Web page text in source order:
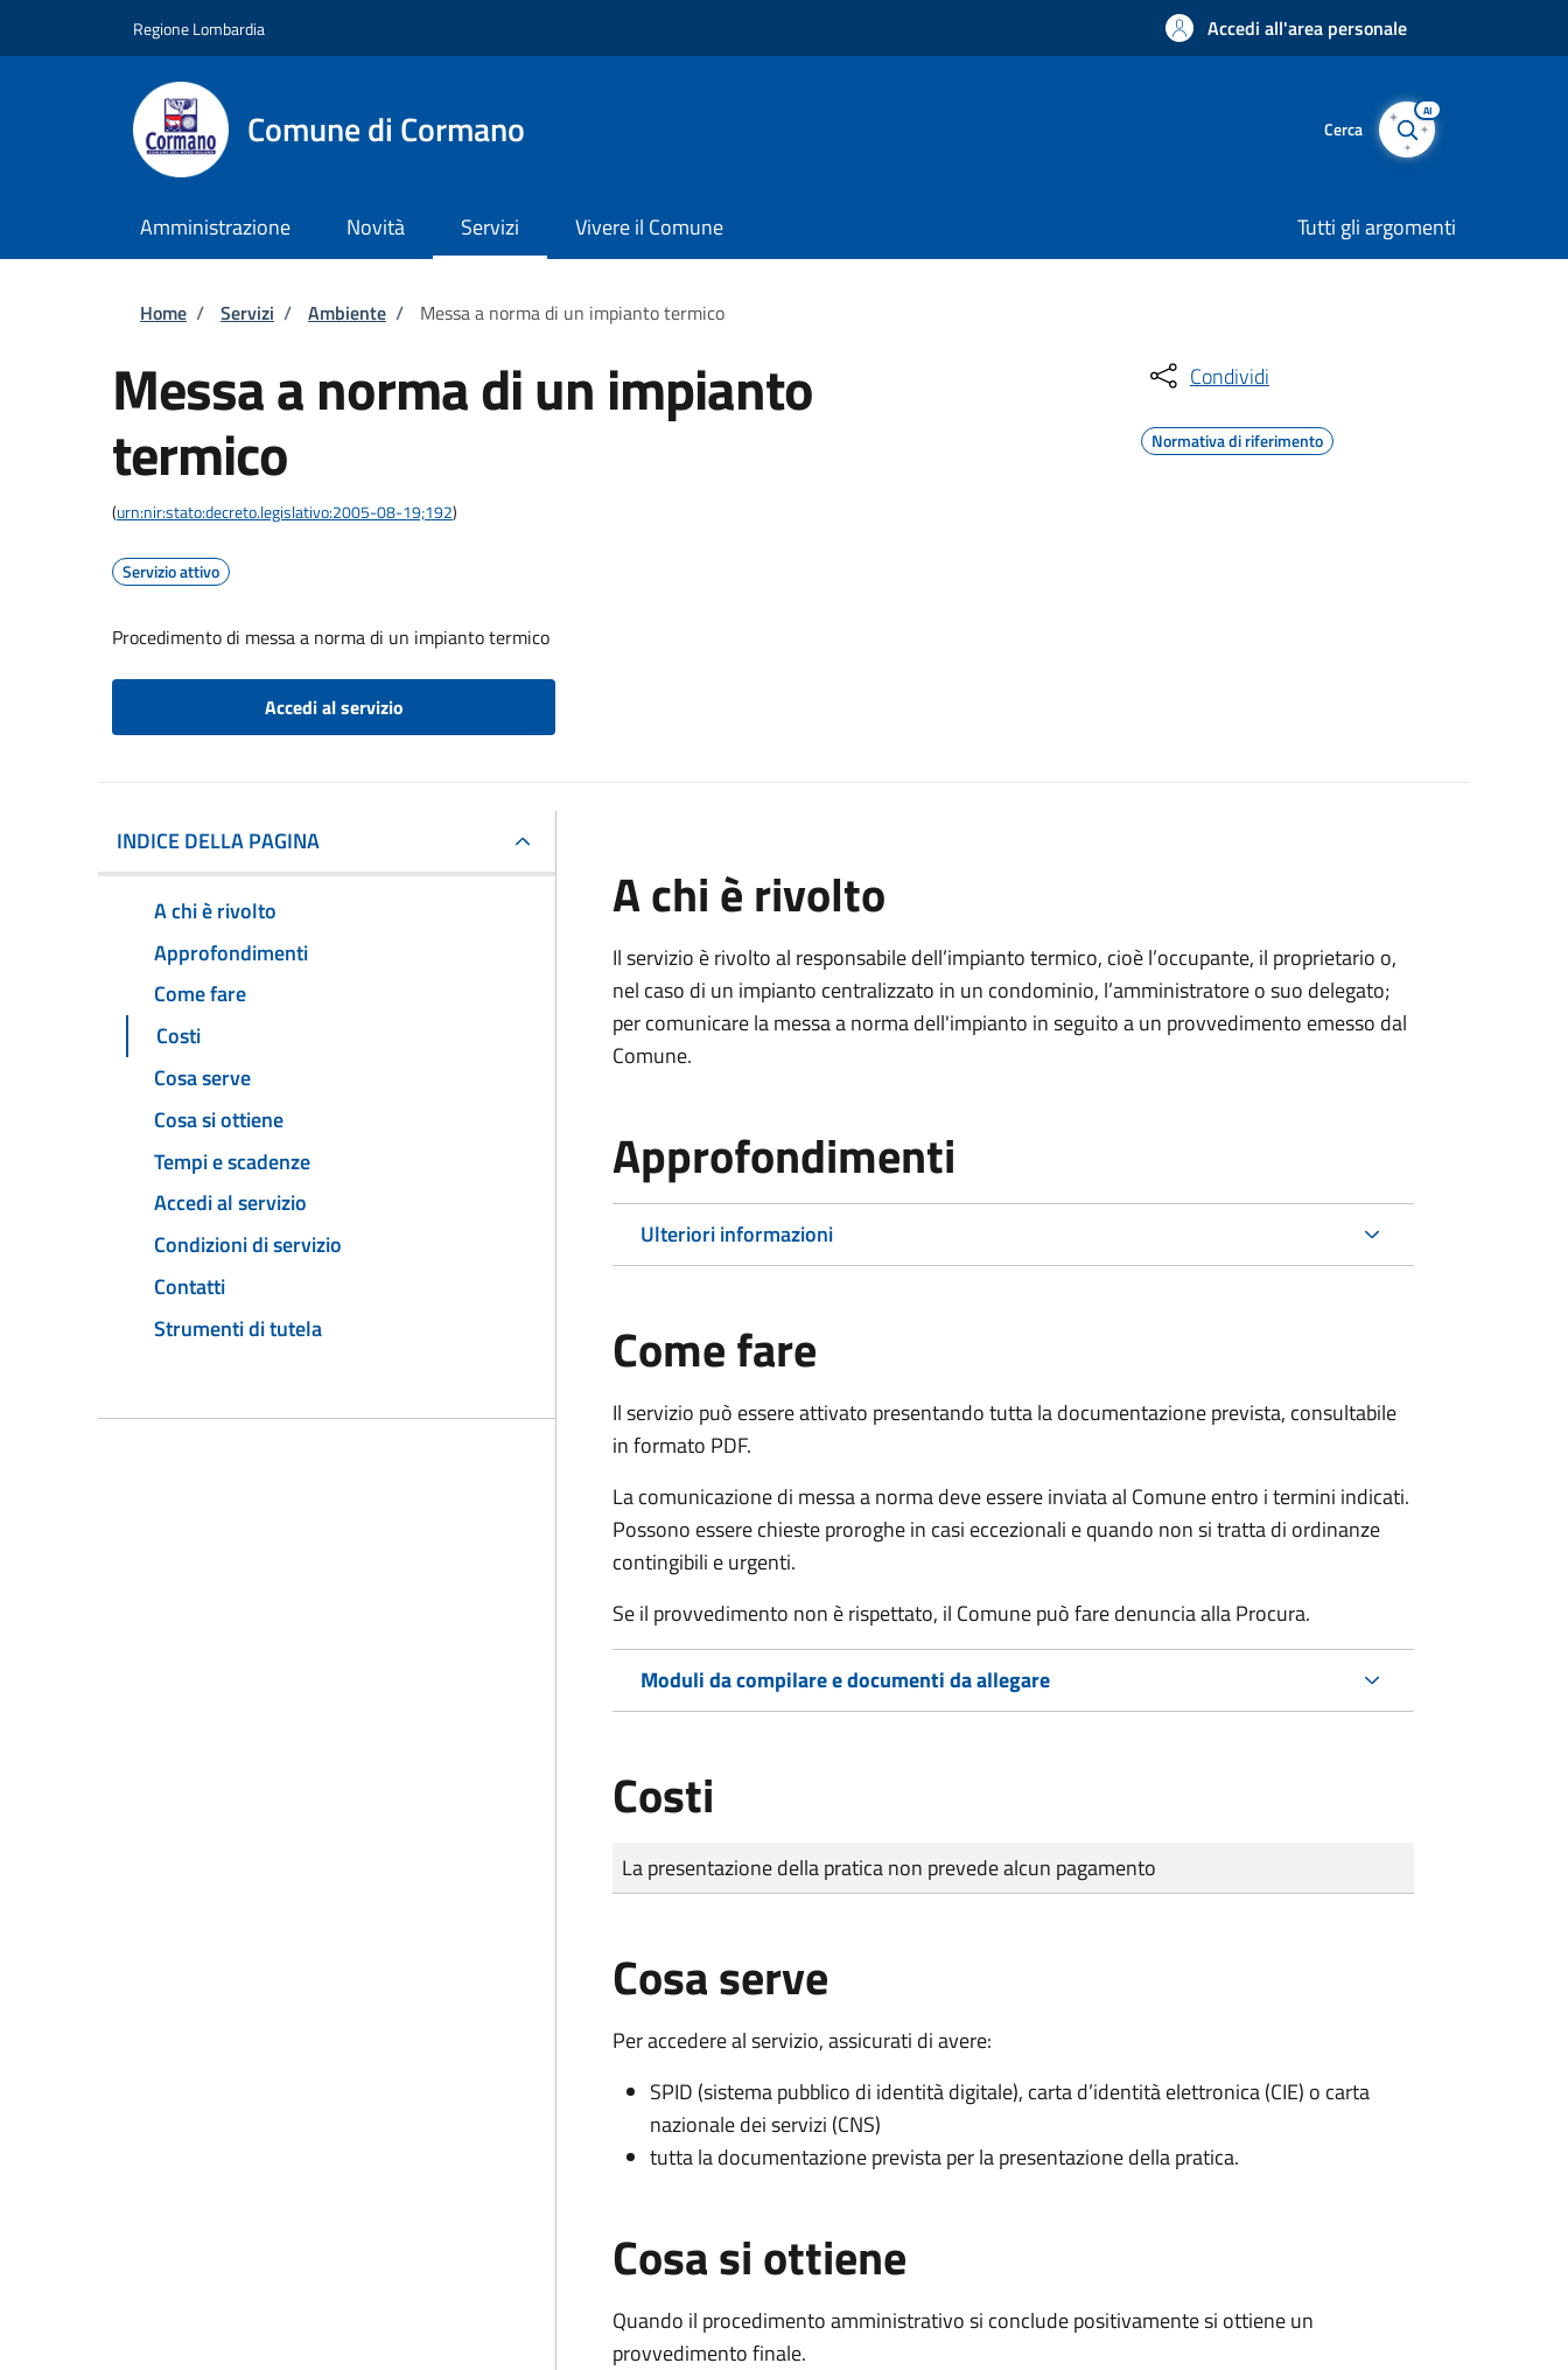
Regione Lombardia Accedi all'area personale
Comune di Cormano Cerca
AI
Amministrazione Novità Servizi Vivere il Comune Tutti gli argomenti
Briciole di pane
Home / Servizi / Ambiente / Messa a norma di un impianto termico
Messa a norma di un impianto
termico
(urn:nir:stato:decreto.legislativo:2005-08-19;192)
Servizio attivo
Procedimento di messa a norma di un impianto termico
Accedi al servizio
Condividi
Normativa di riferimento
INDICE DELLA PAGINA
A chi è rivolto
Approfondimenti
Come fare
Costi
Cosa serve
Cosa si ottiene
Tempi e scadenze
Accedi al servizio
Condizioni di servizio
Contatti
Strumenti di tutela
A chi è rivolto
Il servizio è rivolto al responsabile dell’impianto termico, cioè l’occupante, il proprietario o,
nel caso di un impianto centralizzato in un condominio, l’amministratore o suo delegato;
per comunicare la messa a norma dell'impianto in seguito a un provvedimento emesso dal
Comune.
Approfondimenti
Ulteriori informazioni
Come fare
Il servizio può essere attivato presentando tutta la documentazione prevista, consultabile
in formato PDF.
La comunicazione di messa a norma deve essere inviata al Comune entro i termini indicati.
Possono essere chieste proroghe in casi eccezionali e quando non si tratta di ordinanze
contingibili e urgenti.
Se il provvedimento non è rispettato, il Comune può fare denuncia alla Procura.
Moduli da compilare e documenti da allegare
Costi
Tipo di pagamento
Importo
La presentazione della pratica non prevede alcun pagamento
Cosa serve
Per accedere al servizio, assicurati di avere:
SPID (sistema pubblico di identità digitale), carta d’identità elettronica (CIE) o carta
nazionale dei servizi (CNS)
tutta la documentazione prevista per la presentazione della pratica.
Cosa si ottiene
Quando il procedimento amministrativo si conclude positivamente si ottiene un
provvedimento finale.